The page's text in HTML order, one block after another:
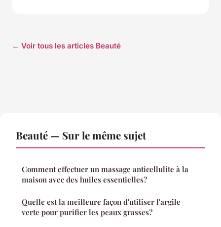
← Voir tous les articles Beauté
Beauté — Sur le même sujet
Comment effectuer un massage anticellulite à la
maison avec des huiles essentielles?
Quelle est la meilleure façon d'utiliser l'argile
verte pour purifier les peaux grasses?